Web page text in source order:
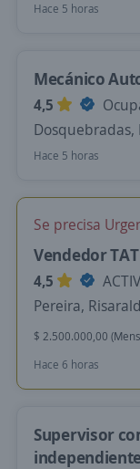
Hace 5 horas
Mecánico
4,5
Dosquebradas,
Hace 5 horas
Se precisa
Vendedor
4,5
Pereira,
$ 2.500.000,00
Hace 6 horas
Supervisor